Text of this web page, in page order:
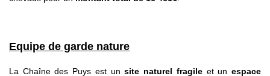
Equipe de garde nature
La Chaîne des Puys est unsite naturel fragile et unespace